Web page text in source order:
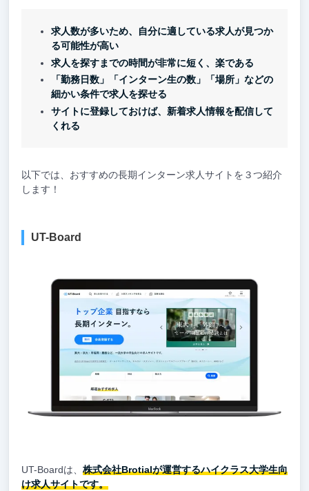
求人数が多いため、自分に適している求人が見つか
る可能性が高い
求人を探すまでの時間が非常に短く、楽である
「勤務日数」「インターン生の数」「場所」などの
細かい条件で求人を探せる
サイトに登録しておけば、新着求人情報を配信して
くれる
以下では、おすすめの長期インターン求人サイトを３つ紹介
します！
UT-Board
UT-Boardは、 株式会社Brotialが運営するハイクラス大学生向
け求人サイトです。